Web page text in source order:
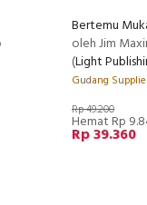
oleh Jim
(Light
Gudang
Rp 49.200
Hemat Rp
Rp 39.360